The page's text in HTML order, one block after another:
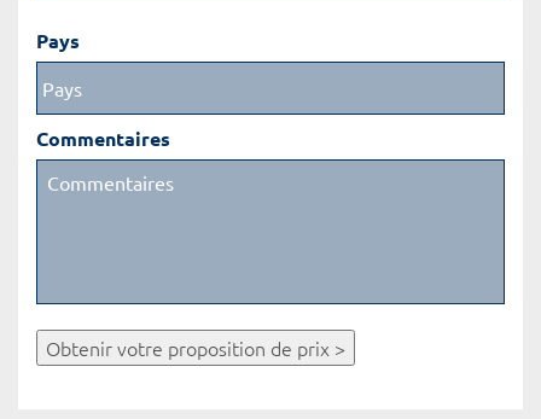
Pays
Commentaires
Obtenir votre proposition de prix >